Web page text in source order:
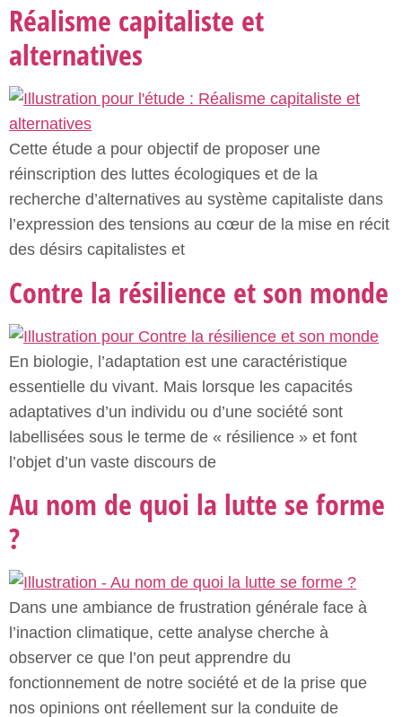
Réalisme capitaliste et
alternatives
Cette étude a pour objectif de proposer une
réinscription des luttes écologiques et de la
recherche d’alternatives au système capitaliste dans
l’expression des tensions au cœur de la mise en récit
des désirs capitalistes et
Contre la résilience et son monde
En biologie, l’adaptation est une caractéristique
essentielle du vivant. Mais lorsque les capacités
adaptatives d’un individu ou d’une société sont
labellisées sous le terme de « résilience » et font
l’objet d’un vaste discours de
Au nom de quoi la lutte se forme
?
Dans une ambiance de frustration générale face à
l’inaction climatique, cette analyse cherche à
observer ce que l’on peut apprendre du
fonctionnement de notre société et de la prise que
nos opinions ont réellement sur la conduite de